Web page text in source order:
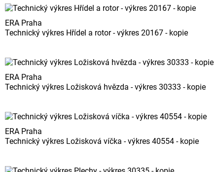
ERA Praha
Technický výkres Hřídel a rotor - výkres 20167 - kopie
ERA Praha
Technický výkres Ložisková hvězda - výkres 30333 - kopie
ERA Praha
Technický výkres Ložisková víčka - výkres 40554 - kopie